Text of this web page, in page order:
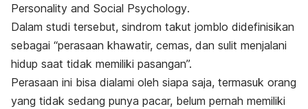
Personality and Social Psychology.
Dalam studi tersebut, sindrom takut jomblo didefinisikan
sebagai “perasaan khawatir, cemas, dan sulit menjalani
hidup saat tidak memiliki pasangan”.
Perasaan ini bisa dialami oleh siapa saja, termasuk orang
yang tidak sedang punya pacar, belum pernah memiliki